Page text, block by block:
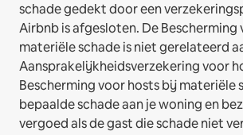
schade gedekt door een
Airbnb is afgesloten. De Bescherming
materiële schade is niet gerelateerd
Aansprakelijkheidsverzekering voor
Bescherming voor hosts bij materiële
bepaalde schade aan je woning en
vergoed als de gast die schade niet